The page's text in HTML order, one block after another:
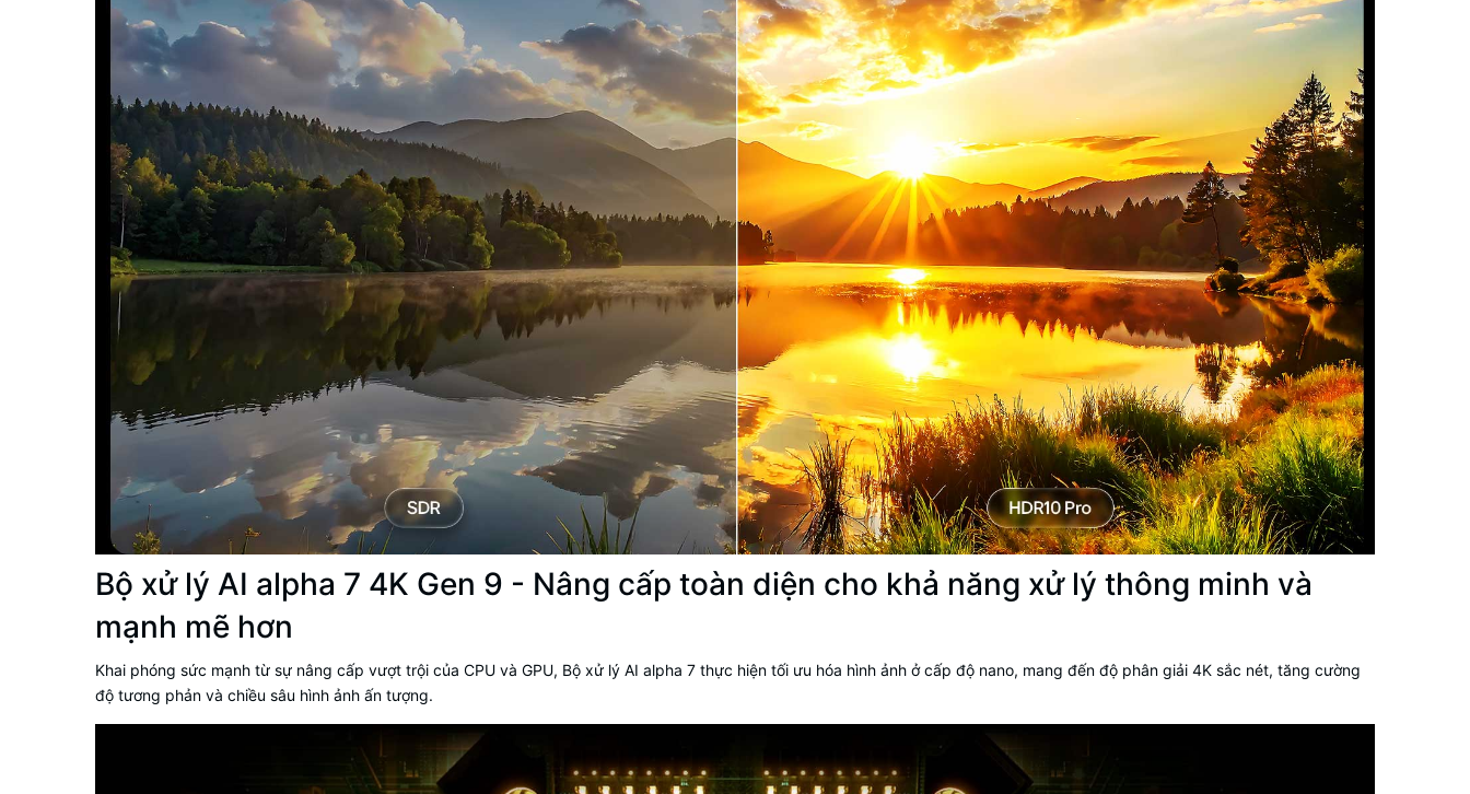
Bộ xử lý AI alpha 7 4K Gen 9 - Nâng cấp toàn diện cho khả năng xử lý thông minh và
mạnh mẽ hơn
Khai phóng sức mạnh từ sự nâng cấp vượt trội của CPU và GPU, Bộ xử lý AI alpha 7 thực hiện tối ưu hóa hình ảnh ở cấp độ nano, mang đến độ phân giải 4K sắc nét, tăng cường
độ tương phản và chiều sâu hình ảnh ấn tượng.